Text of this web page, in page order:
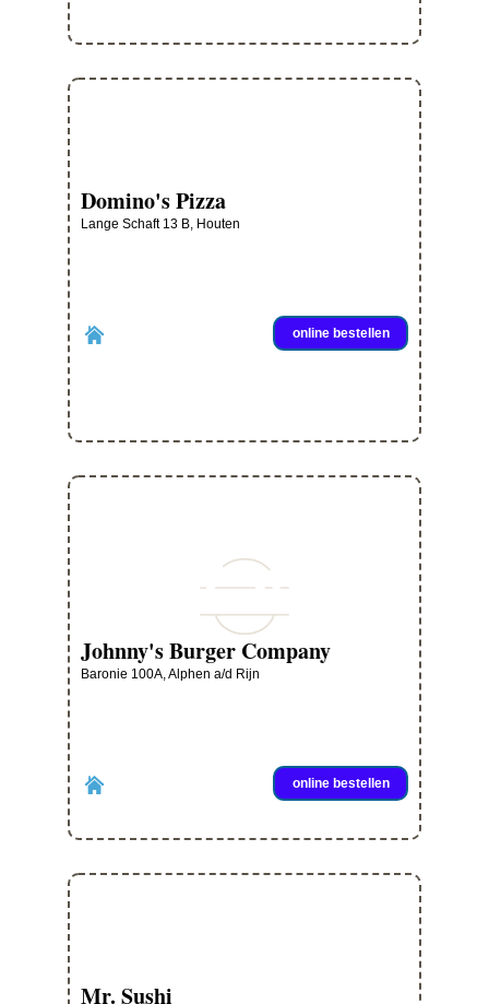
Domino's Pizza
Lange Schaft 13 B, Houten
online bestellen
Johnny's Burger Company
Baronie 100A, Alphen a/d Rijn
online bestellen
Mr. Sushi